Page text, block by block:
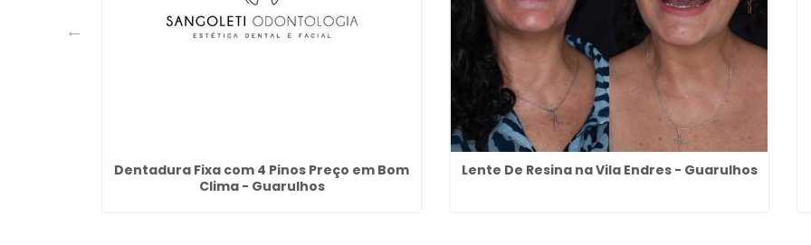
Dentadura Fixa com 4 Pinos Preço em Bom
Clima - Guarulhos
Lente De Resina na Vila Endres - Guarulhos